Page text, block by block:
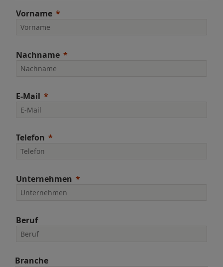
Vorname
Nachname
E-Mail
Telefon
Unternehmen
Beruf
Branche